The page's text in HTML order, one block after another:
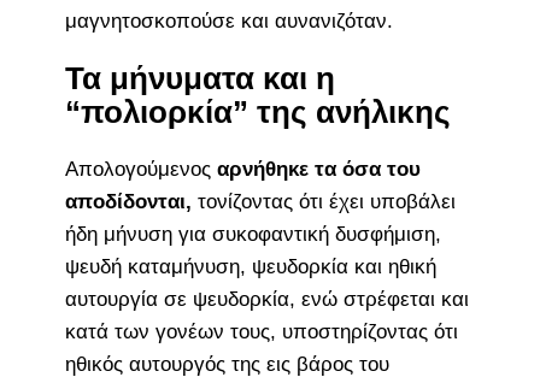
μαγνητοσκοπούσε και αυνανιζόταν.
Τα μήνυματα και η
“πολιορκία” της ανήλικης
Απολογούμενος αρνήθηκε τα όσα του
αποδίδονται, τονίζοντας ότι έχει υποβάλει
ήδη μήνυση για συκοφαντική δυσφήμιση,
ψευδή καταμήνυση, ψευδορκία και ηθική
αυτουργία σε ψευδορκία, ενώ στρέφεται και
κατά των γονέων τους, υποστηρίζοντας ότι
ηθικός αυτουργός της εις βάρος του